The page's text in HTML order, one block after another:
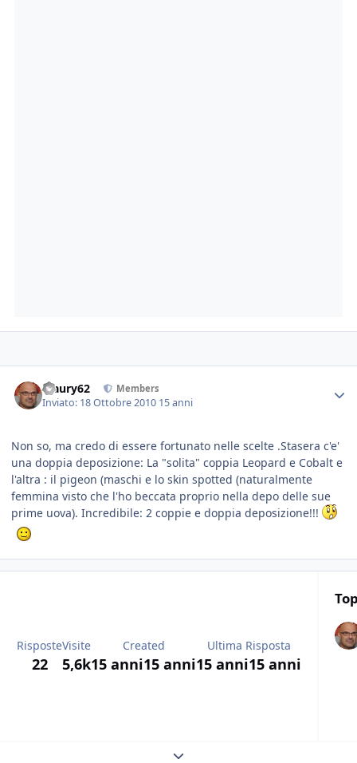
Maury62 Members
Inviato: 18 Ottobre 2010 15 anni
Non so, ma credo di essere fortunato nelle scelte .Stasera c'e'
una doppia deposizione: La "solita" coppia Leopard e Cobalt e
l'altra : il pigeon (maschi e lo skin spotted (naturalmente
femmina visto che l'ho beccata proprio nella depo delle sue
prime uova). Incredibile: 2 coppie e doppia deposizione!!!
Risposte
22
Visite
5,6k
Created
15 anni15 anni
Ultima Risposta
15 anni15 anni
Expand topic overview